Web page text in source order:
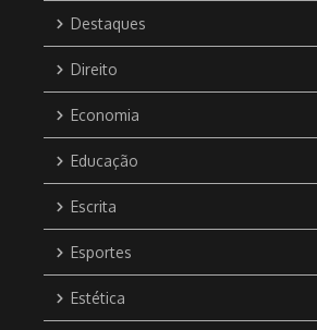
Destaques
Direito
Economia
Educação
Escrita
Esportes
Estética